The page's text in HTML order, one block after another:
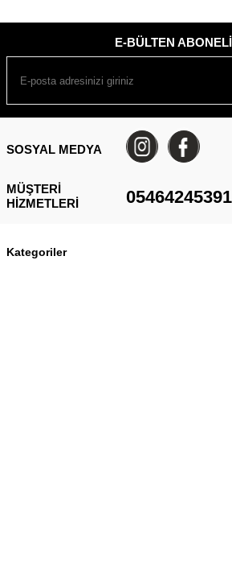
E-BÜLTEN
SOSYAL MEDYA
MÜŞTERI
HIZMETLERI
05464245391
Kategoriler